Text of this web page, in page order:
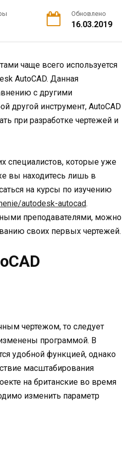
Обновлено
16.03.2019
чаще всего используется
AutoCAD. Данная
с другими
другой инструмент, AutoCAD
при разработке чертежей и
специалистов, которые уже
вы находитесь лишь в
на курсы по изучению
autodesk-autocad.
преподавателями, можно
своих первых чертежей.
чертежом, то следует
программой. В
удобной функцией, однако
масштабирования
на британские во время
изменить параметр